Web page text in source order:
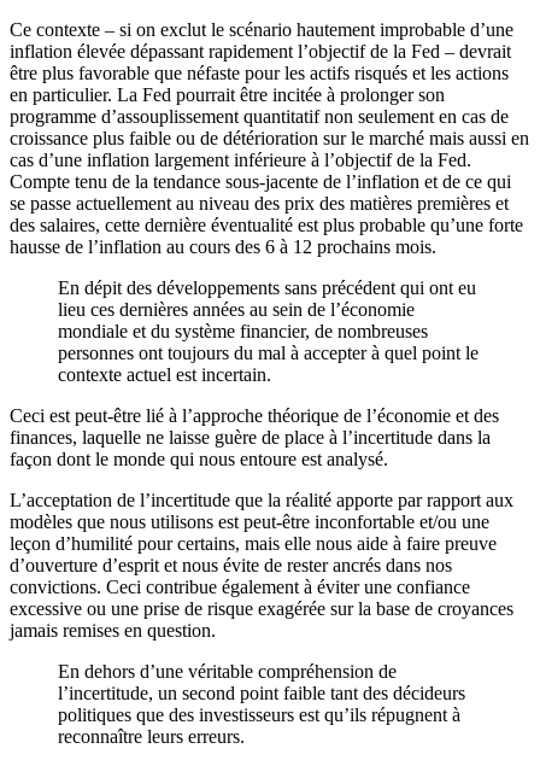
Ce contexte – si on exclut le scénario hautement improbable d’une
inflation élevée dépassant rapidement l’objectif de la Fed – devrait
être plus favorable que néfaste pour les actifs risqués et les actions
en particulier. La Fed pourrait être incitée à prolonger son
programme d’assouplissement quantitatif non seulement en cas de
croissance plus faible ou de détérioration sur le marché mais aussi en
cas d’une inflation largement inférieure à l’objectif de la Fed.
Compte tenu de la tendance sous-jacente de l’inflation et de ce qui
se passe actuellement au niveau des prix des matières premières et
des salaires, cette dernière éventualité est plus probable qu’une forte
hausse de l’inflation au cours des 6 à 12 prochains mois.
En dépit des développements sans précédent qui ont eu
lieu ces dernières années au sein de l’économie
mondiale et du système financier, de nombreuses
personnes ont toujours du mal à accepter à quel point le
contexte actuel est incertain.
Ceci est peut-être lié à l’approche théorique de l’économie et des
finances, laquelle ne laisse guère de place à l’incertitude dans la
façon dont le monde qui nous entoure est analysé.
L’acceptation de l’incertitude que la réalité apporte par rapport aux
modèles que nous utilisons est peut-être inconfortable et/ou une
leçon d’humilité pour certains, mais elle nous aide à faire preuve
d’ouverture d’esprit et nous évite de rester ancrés dans nos
convictions. Ceci contribue également à éviter une confiance
excessive ou une prise de risque exagérée sur la base de croyances
jamais remises en question.
En dehors d’une véritable compréhension de
l’incertitude, un second point faible tant des décideurs
politiques que des investisseurs est qu’ils répugnent à
reconnaître leurs erreurs.